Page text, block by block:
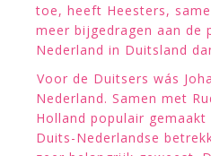
toe, heeft Heesters,
meer bijgedragen aan de
Nederland in Duitsland
Voor de Duitsers wás
Nederland. Samen met
Holland populair
Duits-Nederlandse